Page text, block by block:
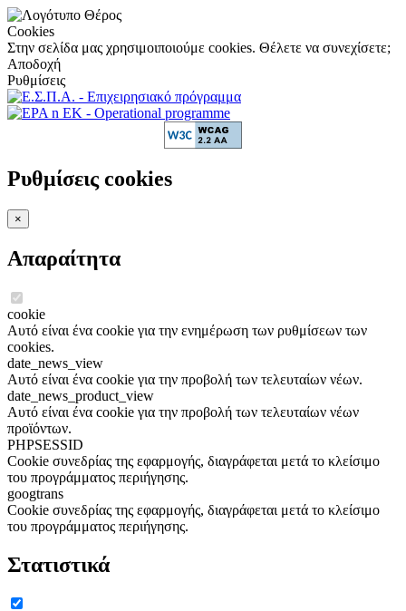
Cookies
Στην σελίδα μας χρησιμοιποιούμε cookies. Θέλετε να συνεχίσετε;
Αποδοχή
Ρυθμίσεις
Ρυθμίσεις cookies
×
Απαραίτητα
cookie
Αυτό είναι ένα cookie για την ενημέρωση των ρυθμίσεων των
cookies.
date_news_view
Αυτό είναι ένα cookie για την προβολή των τελευταίων νέων.
date_news_product_view
Αυτό είναι ένα cookie για την προβολή των τελευταίων νέων
προϊόντων.
PHPSESSID
Cookie συνεδρίας της εφαρμογής, διαγράφεται μετά το κλείσιμο
του προγράμματος περιήγησης.
googtrans
Cookie συνεδρίας της εφαρμογής, διαγράφεται μετά το κλείσιμο
του προγράμματος περιήγησης.
Στατιστικά